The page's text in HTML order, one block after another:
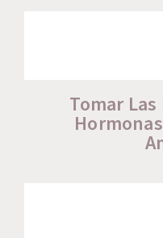
Tomar Las